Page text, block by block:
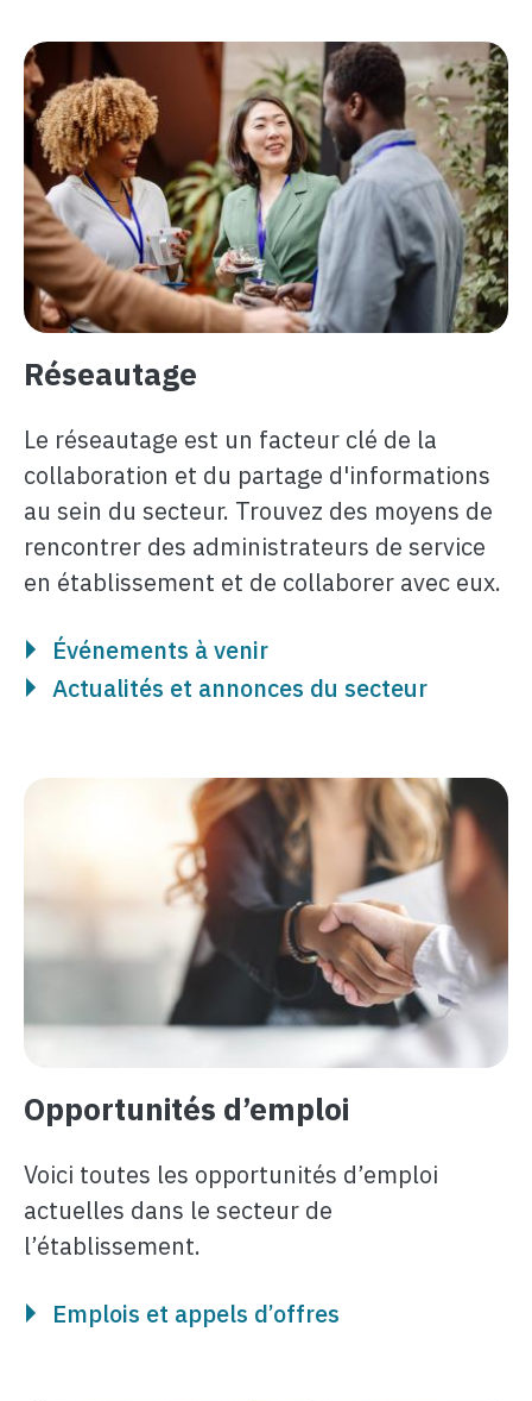
Image
Réseautage
Le réseautage est un facteur clé de la
collaboration et du partage d'informations
au sein du secteur. Trouvez des moyens de
rencontrer des administrateurs de service
en établissement et de collaborer avec eux.
Événements à venir
Actualités et annonces du secteur
Image
Opportunités d’emploi
Voici toutes les opportunités d’emploi
actuelles dans le secteur de
l’établissement.
Emplois et appels d’offres